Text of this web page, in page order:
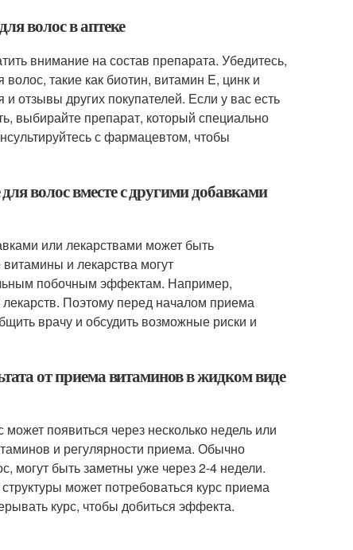
волос в аптеке
внимание на состав препарата. Убедитесь,
такие как биотин, витамин E, цинк и
отзывы других покупателей. Если у вас есть
выбирайте препарат, который специально
с фармацевтом, чтобы
волос вместе с другими добавками
или лекарствами может быть
и лекарства могут
побочным эффектам. Например,
Поэтому перед началом приема
врачу и обсудить возможные риски и
от приема витаминов в жидком виде
появиться через несколько недель или
и регулярности приема. Обычно
могут быть заметны уже через 2-4 недели.
может потребоваться курс приема
курс, чтобы добиться эффекта.